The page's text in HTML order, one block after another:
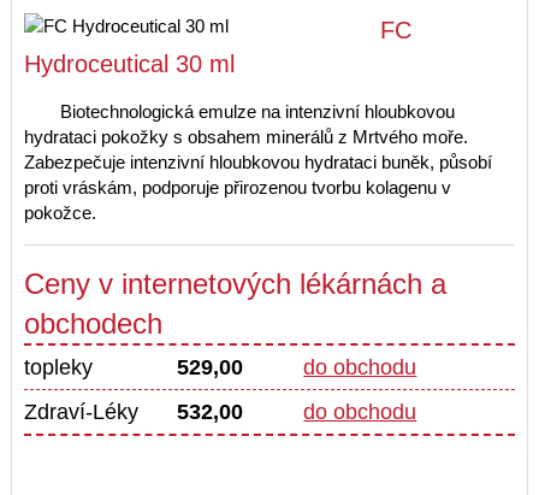
FC
Hydroceutical 30 ml
Biotechnologická emulze na intenzivní hloubkovou
hydrataci pokožky s obsahem minerálů z Mrtvého moře.
Zabezpečuje intenzivní hloubkovou hydrataci buněk, působí
proti vráskám, podporuje přirozenou tvorbu kolagenu v
pokožce.
Ceny v internetových lékárnách a
obchodech
topleky 529,00
do obchodu
Zdraví-Léky
532,00 do obchodu